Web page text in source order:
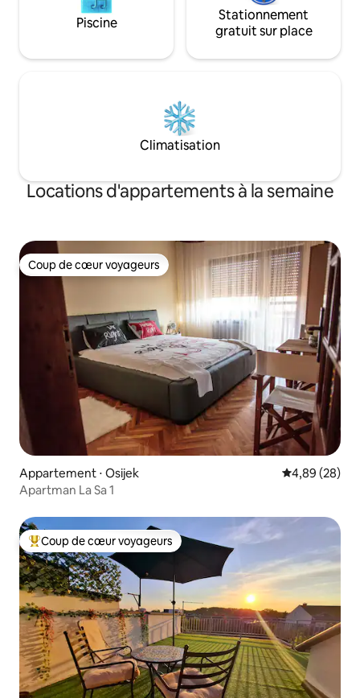
Piscine
Stationnement
gratuit sur place
Climatisation
Locations d'appartements à la semaine
Coup de cœur voyageurs
Coup de cœur voyageurs
Appartement ⋅ Osijek Évaluation
4,89 (28)
Apartman La Sa 1
Coups de cœur voyageurs les plus appréciés
Coup de cœur voyageurs